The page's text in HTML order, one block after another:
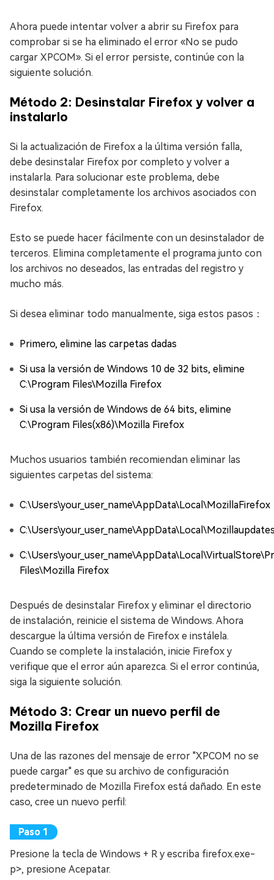
Ahora puede intentar volver a abrir su Firefox para
comprobar si se ha eliminado el error «No se pudo
cargar XPCOM». Si el error persiste, continúe con la
siguiente solución.
Método 2: Desinstalar Firefox y volver a
instalarlo
Si la actualización de Firefox a la última versión falla,
debe desinstalar Firefox por completo y volver a
instalarla. Para solucionar este problema, debe
desinstalar completamente los archivos asociados con
Firefox.
Esto se puede hacer fácilmente con un desinstalador de
terceros. Elimina completamente el programa junto con
los archivos no deseados, las entradas del registro y
mucho más.
Si desea eliminar todo manualmente, siga estos pasos：
Primero, elimine las carpetas dadas
Si usa la versión de Windows 10 de 32 bits, elimine
C:\Program Files\Mozilla Firefox
Si usa la versión de Windows de 64 bits, elimine
C:\Program Files(x86)\Mozilla Firefox
Muchos usuarios también recomiendan eliminar las
siguientes carpetas del sistema:
C:\Users\your_user_name\AppData\Local\MozillaFirefox
Files\Mozilla Firefox
Después de desinstalar Firefox y eliminar el directorio
de instalación, reinicie el sistema de Windows. Ahora
descargue la última versión de Firefox e instálela.
Cuando se complete la instalación, inicie Firefox y
verifique que el error aún aparezca. Si el error continúa,
siga la siguiente solución.
Método 3: Crear un nuevo perfil de
Mozilla Firefox
Una de las razones del mensaje de error "XPCOM no se
puede cargar" es que su archivo de configuración
predeterminado de Mozilla Firefox está dañado. En este
caso, cree un nuevo perfil:
Presione la tecla de Windows + R y escriba firefox.exe-
p>, presione Acepatar.